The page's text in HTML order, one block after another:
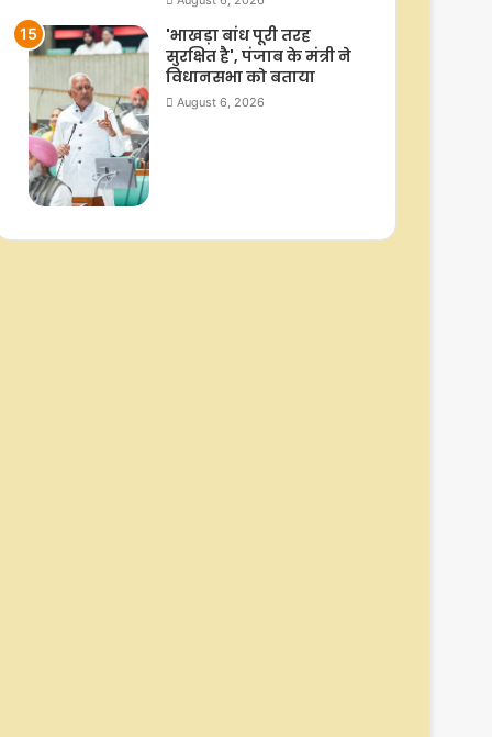
'भाखड़ा बांध पूरी तरह
सुरक्षित है', पंजाब के मंत्री ने
विधानसभा को बताया
August 6, 2026